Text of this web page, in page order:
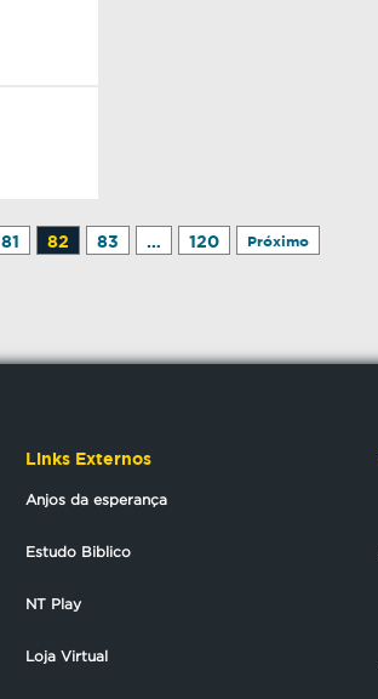
81 82 83 … 120 Próximo
Links Externos
Anjos da esperança
Estudo Biblico
NT Play
Loja Virtual